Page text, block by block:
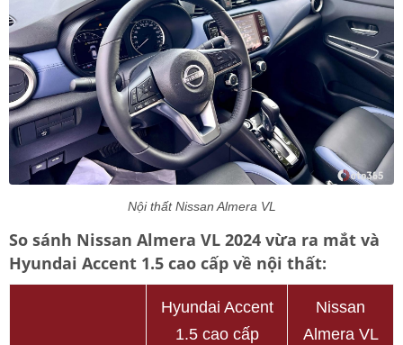
Nội thất Nissan Almera VL
So sánh Nissan Almera VL 2024 vừa ra mắt và
Hyundai Accent 1.5 cao cấp về nội thất:
Hyundai Accent
1.5 cao cấp
Nissan
Almera VL